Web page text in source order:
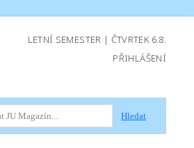
LETNÍ SEMESTER | ČTVRTEK 6.8.
PŘIHLÁŠENÍ
Hledat